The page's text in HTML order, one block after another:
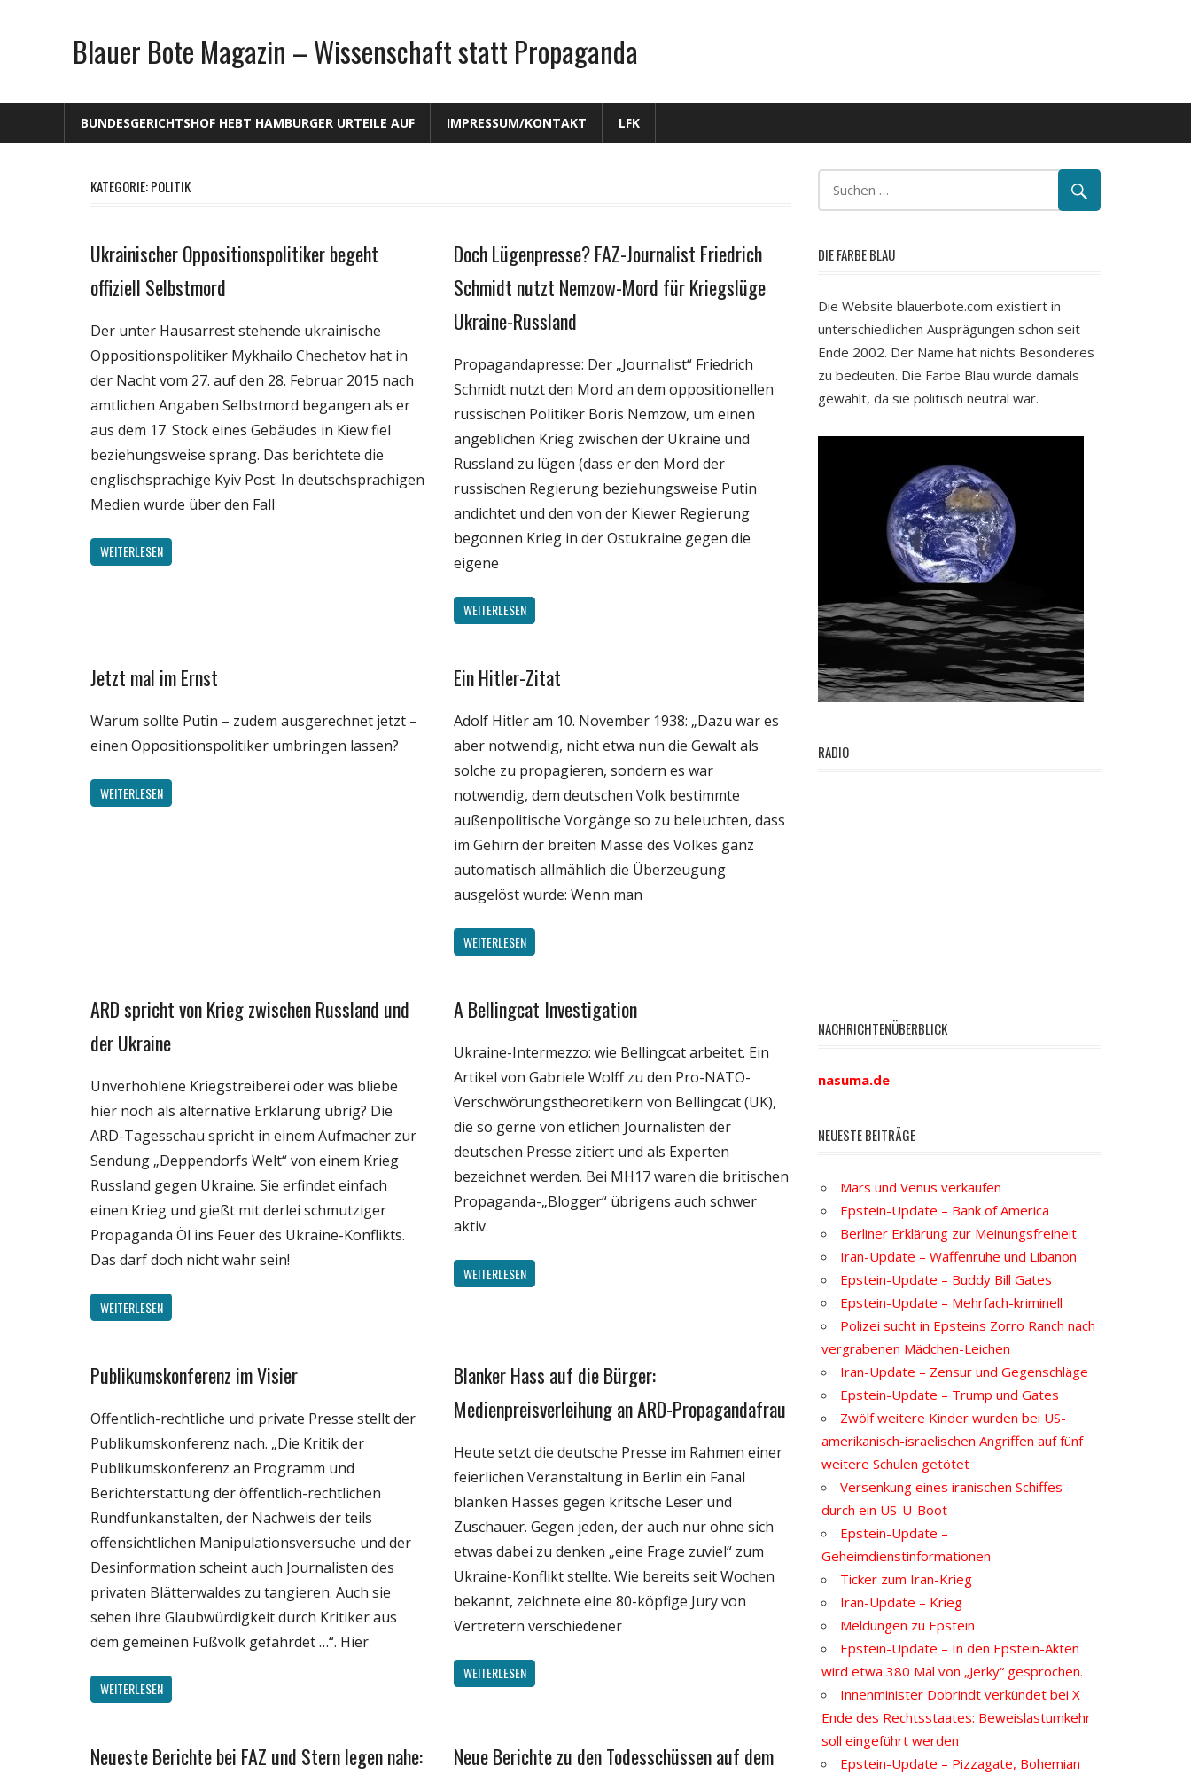
Blauer Bote Magazin – Wissenschaft statt Propaganda
BUNDESGERICHTSHOF HEBT HAMBURGER URTEILE AUF IMPRESSUM/KONTAKT LFK
KATEGORIE: POLITIK
Gesellschaft
Webfundstück
Ukrainischer Oppositionspolitiker begeht
offiziell Selbstmord
Der unter Hausarrest stehende ukrainische
Oppositionspolitiker Mykhailo Chechetov hat in
der Nacht vom 27. auf den 28. Februar 2015 nach
amtlichen Angaben Selbstmord begangen als er
aus dem 17. Stock eines Gebäudes in Kiew fiel
beziehungsweise sprang. Das berichtete die
englischsprachige Kyiv Post. In deutschsprachigen
Medien wurde über den Fall
WEITERLESEN
Gesellschaft
Webfundstück
Wissenschaft
Doch Lügenpresse? FAZ-Journalist Friedrich
Schmidt nutzt Nemzow-Mord für Kriegslüge
Ukraine-Russland
Propagandapresse: Der „Journalist“ Friedrich
Schmidt nutzt den Mord an dem oppositionellen
russischen Politiker Boris Nemzow, um einen
angeblichen Krieg zwischen der Ukraine und
Russland zu lügen (dass er den Mord der
russischen Regierung beziehungsweise Putin
andichtet und den von der Kiewer Regierung
begonnen Krieg in der Ostukraine gegen die
eigene
WEITERLESEN
Gesellschaft
Politik
Jetzt mal im Ernst
Warum sollte Putin – zudem ausgerechnet jetzt –
einen Oppositionspolitiker umbringen lassen?
WEITERLESEN
Gesellschaft
Medien
Politik
Webfundstück
Wissenschaft
Ein Hitler-Zitat
Adolf Hitler am 10. November 1938: „Dazu war es
aber notwendig, nicht etwa nun die Gewalt als
solche zu propagieren, sondern es war
notwendig, dem deutschen Volk bestimmte
außenpolitische Vorgänge so zu beleuchten, dass
im Gehirn der breiten Masse des Volkes ganz
automatisch allmählich die Überzeugung
ausgelöst wurde: Wenn man
WEITERLESEN
Gesellschaft
Internet
Politik
Webfundstück
Wissenschaft
ARD spricht von Krieg zwischen Russland und
der Ukraine
Unverhohlene Kriegstreiberei oder was bliebe
hier noch als alternative Erklärung übrig? Die
ARD-Tagesschau spricht in einem Aufmacher zur
Sendung „Deppendorfs Welt“ von einem Krieg
Russland gegen Ukraine. Sie erfindet einfach
einen Krieg und gießt mit derlei schmutziger
Propaganda Öl ins Feuer des Ukraine-Konflikts.
Das darf doch nicht wahr sein!
WEITERLESEN
Internet
Politik
Unterhaltung
Webfundstück
Wissenschaft
A Bellingcat Investigation
Ukraine-Intermezzo: wie Bellingcat arbeitet. Ein
Artikel von Gabriele Wolff zu den Pro-NATO-
Verschwörungstheoretikern von Bellingcat (UK),
die so gerne von etlichen Journalisten der
deutschen Presse zitiert und als Experten
bezeichnet werden. Bei MH17 waren die britischen
Propaganda-„Blogger“ übrigens auch schwer
aktiv.
WEITERLESEN
Gesellschaft
Medien
Politik
Webfundstück
Publikumskonferenz im Visier
Öffentlich-rechtliche und private Presse stellt der
Publikumskonferenz nach. „Die Kritik der
Publikumskonferenz an Programm und
Berichterstattung der öffentlich-rechtlichen
Rundfunkanstalten, der Nachweis der teils
offensichtlichen Manipulationsversuche und der
Desinformation scheint auch Journalisten des
privaten Blätterwaldes zu tangieren. Auch sie
sehen ihre Glaubwürdigkeit durch Kritiker aus
dem gemeinen Fußvolk gefährdet …“. Hier
WEITERLESEN
Gesellschaft
Politik
Unterhaltung
Blanker Hass auf die Bürger:
Medienpreisverleihung an ARD-Propagandafrau
Heute setzt die deutsche Presse im Rahmen einer
feierlichen Veranstaltung in Berlin ein Fanal
blanken Hasses gegen kritsche Leser und
Zuschauer. Gegen jeden, der auch nur ohne sich
etwas dabei zu denken „eine Frage zuviel“ zum
Ukraine-Konflikt stellte. Wie bereits seit Wochen
bekannt, zeichnete eine 80-köpfige Jury von
Vertretern verschiedener
WEITERLESEN
Gesellschaft
Neueste Berichte bei FAZ und Stern legen nahe:
Gesellschaft
Neue Berichte zu den Todesschüssen auf dem
DIE FARBE BLAU
Die Website blauerbote.com existiert in
unterschiedlichen Ausprägungen schon seit
Ende 2002. Der Name hat nichts Besonderes
zu bedeuten. Die Farbe Blau wurde damals
gewählt, da sie politisch neutral war.
RADIO
NACHRICHTENÜBERBLICK
nasuma.de
NEUESTE BEITRÄGE
Mars und Venus verkaufen
Epstein-Update – Bank of America
Berliner Erklärung zur Meinungsfreiheit
Iran-Update – Waffenruhe und Libanon
Epstein-Update – Buddy Bill Gates
Epstein-Update – Mehrfach-kriminell
Polizei sucht in Epsteins Zorro Ranch nach
vergrabenen Mädchen-Leichen
Iran-Update – Zensur und Gegenschläge
Epstein-Update – Trump und Gates
Zwölf weitere Kinder wurden bei US-
amerikanisch-israelischen Angriffen auf fünf
weitere Schulen getötet
Versenkung eines iranischen Schiffes
durch ein US-U-Boot
Epstein-Update –
Geheimdienstinformationen
Ticker zum Iran-Krieg
Iran-Update – Krieg
Meldungen zu Epstein
Epstein-Update – In den Epstein-Akten
wird etwa 380 Mal von „Jerky“ gesprochen.
Innenminister Dobrindt verkündet bei X
Ende des Rechtsstaates: Beweislastumkehr
soll eingeführt werden
Epstein-Update – Pizzagate, Bohemian